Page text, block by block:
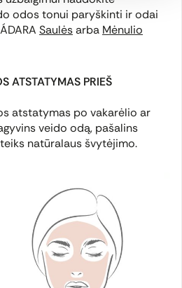
odos tonui paryškinti ir odai
Saulėsarba Mėnulio
ATSTATYMAS PRIEŠ
atstatymas po vakarėlio ar
veido odą, pašalins
natūralaus švytėjimo.